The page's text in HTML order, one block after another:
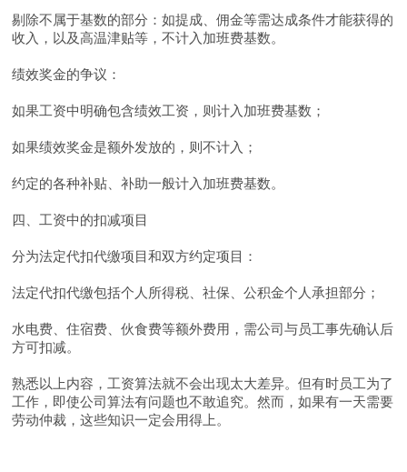
剔除不属于基数的部分：如提成、佣金等需达成条件才能获得的
收入，以及高温津贴等，不计入加班费基数。
绩效奖金的争议：
如果工资中明确包含绩效工资，则计入加班费基数；
如果绩效奖金是额外发放的，则不计入；
约定的各种补贴、补助一般计入加班费基数。
四、工资中的扣减项目
分为法定代扣代缴项目和双方约定项目：
法定代扣代缴包括个人所得税、社保、公积金个人承担部分；
水电费、住宿费、伙食费等额外费用，需公司与员工事先确认后
方可扣减。
熟悉以上内容，工资算法就不会出现太大差异。但有时员工为了
工作，即使公司算法有问题也不敢追究。然而，如果有一天需要
劳动仲裁，这些知识一定会用得上。